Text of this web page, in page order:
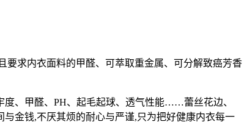
求内衣面料的甲醛、可萃取重金属、可分解致癌芳香
、甲醛、PH、起毛起球、透气性能……蕾丝花边、
金钱,不厌其烦的耐心与严谨,只为把好健康内衣每一